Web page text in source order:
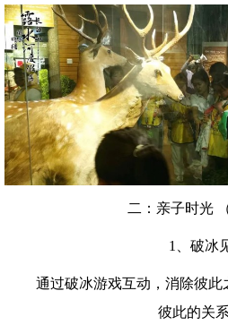
二：亲子时光
1、破冰
通过破冰游戏互动，消除彼
彼此的关系